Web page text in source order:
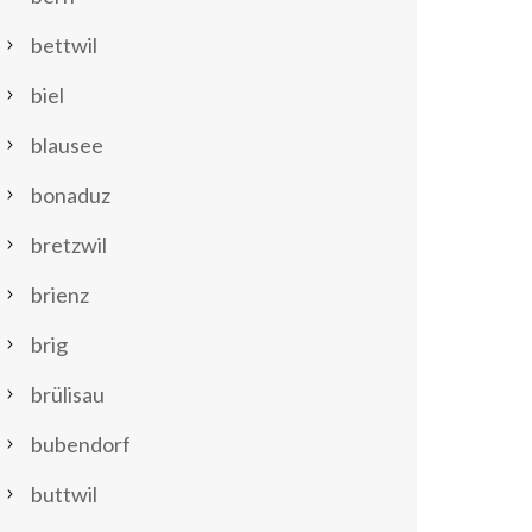
bettwil
biel
blausee
bonaduz
bretzwil
brienz
brig
brülisau
bubendorf
buttwil